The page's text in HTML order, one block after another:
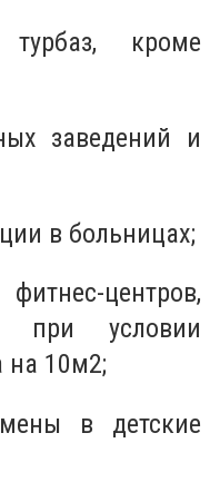
кроме
заведений и
в больницах;
центров,
при условии
на 10м2;
в детские